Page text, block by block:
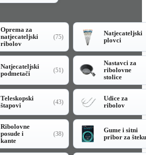
Oprema za
natjecateljski
ribolov
(75)
Natjecateljski
plovci
Natjecateljski
podmetači
(51)
Nastavci za
ribolovne
stolice
Teleskopski
štapovi
(43)
Udice za
ribolov
Ribolovne
posude i
kante
(38)
Gume i sitni
pribor za šteku